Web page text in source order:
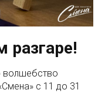
разгаре!
волшебство
с 11 до 31